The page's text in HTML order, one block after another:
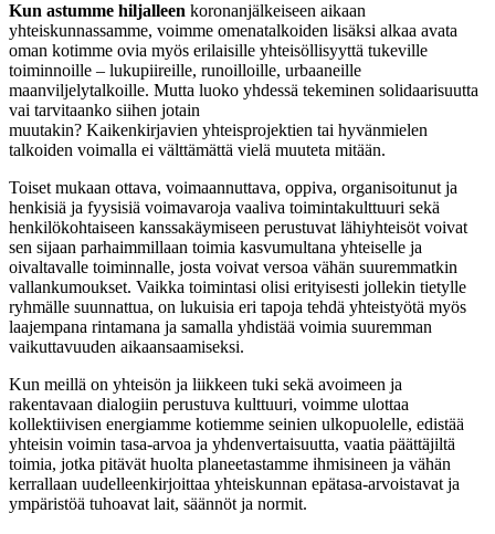
Kun astumme hiljalleen koronanjälkeiseen aikaan
yhteiskunnassamme, voimme omenatalkoiden lisäksi alkaa avata
oman kotimme ovia myös erilaisille yhteisöllisyyttä tukeville
toiminnoille – lukupiireille, runoilloille, urbaaneille
maanviljelytalkoille. Mutta luoko yhdessä tekeminen solidaarisuutta
vai tarvitaanko siihen jotain
muutakin? Kaikenkirjavien yhteisprojektien tai hyvänmielen
talkoiden voimalla ei välttämättä vielä muuteta mitään.
Toiset mukaan ottava, voimaannuttava, oppiva, organisoitunut ja
henkisiä ja fyysisiä voimavaroja vaaliva toimintakulttuuri sekä
henkilökohtaiseen kanssakäymiseen perustuvat lähiyhteisöt voivat
sen sijaan parhaimmillaan toimia kasvumultana yhteiselle ja
oivaltavalle toiminnalle, josta voivat versoa vähän suuremmatkin
vallankumoukset. Vaikka toimintasi olisi erityisesti jollekin tietylle
ryhmälle suunnattua, on lukuisia eri tapoja tehdä yhteistyötä myös
laajempana rintamana ja samalla yhdistää voimia suuremman
vaikuttavuuden aikaansaamiseksi.
Kun meillä on yhteisön ja liikkeen tuki sekä avoimeen ja
rakentavaan dialogiin perustuva kulttuuri, voimme ulottaa
kollektiivisen energiamme kotiemme seinien ulkopuolelle, edistää
yhteisin voimin tasa-arvoa ja yhdenvertaisuutta, vaatia päättäjiltä
toimia, jotka pitävät huolta planeetastamme ihmisineen ja vähän
kerrallaan uudelleenkirjoittaa yhteiskunnan epätasa-arvoistavat ja
ympäristöä tuhoavat lait, säännöt ja normit.